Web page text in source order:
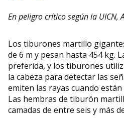
En peligro crítico según la UICN,
Los tiburones martillo
de 6 m y pesan hasta 454 kg.
preferida, y los tiburones
la cabeza para detectar las
emiten las rayas cuando
Las hembras de tiburón
camadas de entre seis y más